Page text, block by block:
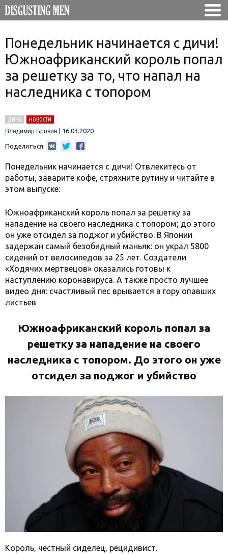
Понедельник начинается с дичи!
Южноафриканский король попал
за решетку за то, что напал на
наследника с топором
ДИЧЬ
НОВОСТИ
Владимир Бровин
16.03.2020
Поделиться:
Понедельник начинается с дичи! Отвлекитесь от
работы, заварите кофе, стряхните рутину и читайте в
этом выпуске:
Южноафриканский король попал за решетку за
нападение на своего наследника с топором; до этого
он уже отсидел за поджог и убийство. В Японии
задержан самый безобидный маньяк: он украл 5800
сидений от велосипедов за 25 лет. Создатели
«Ходячих мертвецов» оказались готовы к
наступлению коронавируса. А также просто лучшее
видео дня: счастливый пес врывается в гору опавших
листьев
Южноафриканский король попал за
решетку за нападение на своего
наследника с топором. До этого он уже
отсидел за поджог и убийство
Король, честный сиделец, рецидивист.